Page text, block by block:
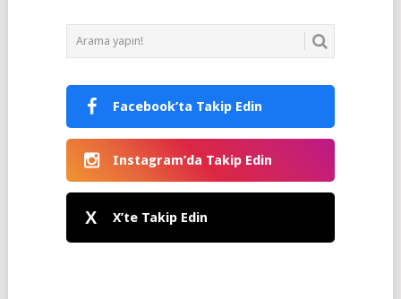
Facebook’ta Takip Edin
Instagram’da Takip Edin
X X’te Takip Edin